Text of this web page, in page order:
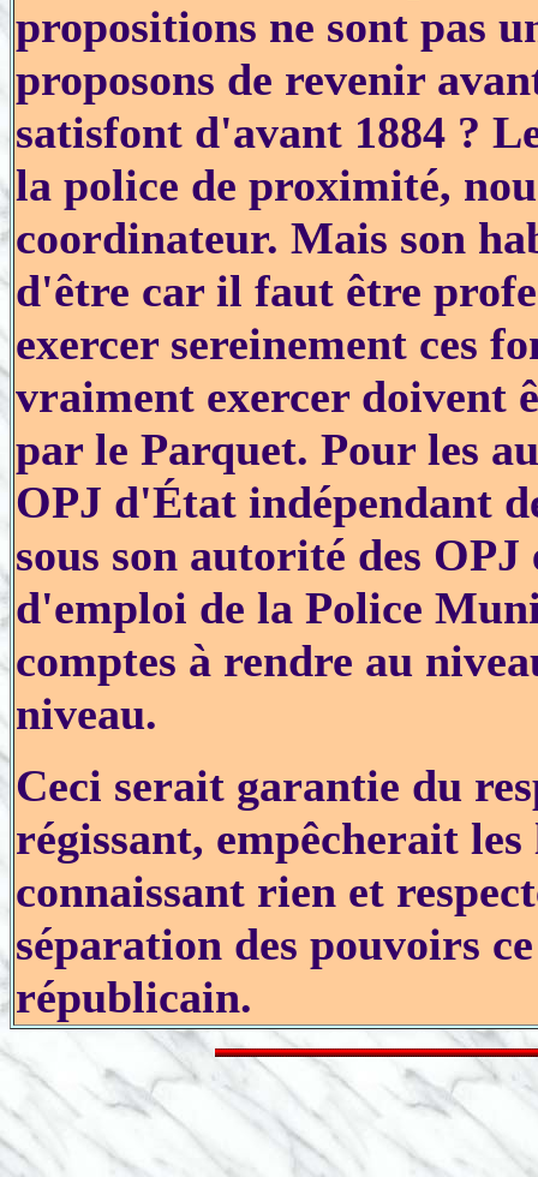
propositions ne sont pas
proposons de revenir
satisfont d'avant 1884 ?
la police de proximité,
coordinateur. Mais son
d'être car il faut être
exercer sereinement ces
vraiment exercer doivent
par le Parquet. Pour les
OPJ d'État indépendant
sous son autorité des
d'emploi de la Police
comptes à rendre au
niveau.
Ceci serait garantie du
régissant, empêcherait
connaissant rien et
séparation des pouvoirs
républicain.